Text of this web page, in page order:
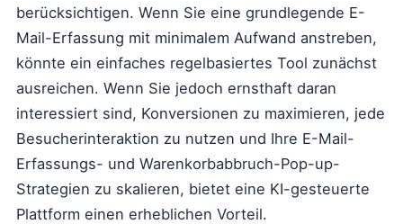
berücksichtigen. Wenn Sie eine grundlegende E-
Mail-Erfassung mit minimalem Aufwand anstreben,
könnte ein einfaches regelbasiertes Tool zunächst
ausreichen. Wenn Sie jedoch ernsthaft daran
interessiert sind, Konversionen zu maximieren, jede
Besucherinteraktion zu nutzen und Ihre E-Mail-
Erfassungs- und Warenkorbabbruch-Pop-up-
Strategien zu skalieren, bietet eine KI-gesteuerte
Plattform einen erheblichen Vorteil.